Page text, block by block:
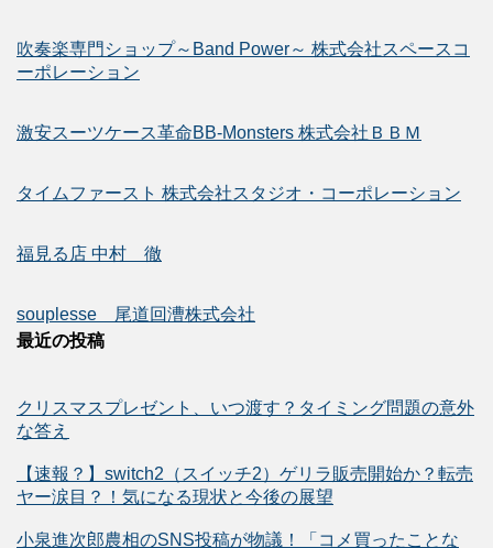
吹奏楽専門ショップ～Band Power～ 株式会社スペースコ
ーポレーション
激安スーツケース革命BB-Monsters 株式会社ＢＢＭ
タイムファースト 株式会社スタジオ・コーポレーション
福見る店 中村 徹
souplesse 尾道回漕株式会社
最近の投稿
クリスマスプレゼント、いつ渡す？タイミング問題の意外
な答え
【速報？】switch2（スイッチ2）ゲリラ販売開始か？転売
ヤー涙目？！気になる現状と今後の展望
小泉進次郎農相のSNS投稿が物議！「コメ買ったことな